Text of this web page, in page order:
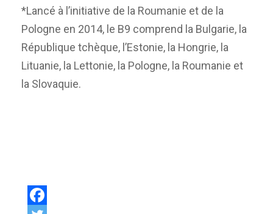
*Lancé à l’initiative de la Roumanie et de la
Pologne en 2014, le B9 comprend la Bulgarie, la
République tchèque, l’Estonie, la Hongrie, la
Lituanie, la Lettonie, la Pologne, la Roumanie et
la Slovaquie.